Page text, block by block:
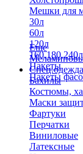
Мешки для
30л
60л
120л
160,180,240л
Пакеты
Пакеты
Еще
Бахилы
Костюмы,
Маски
Фартуки
Перчатки
Виниловые
Латексные